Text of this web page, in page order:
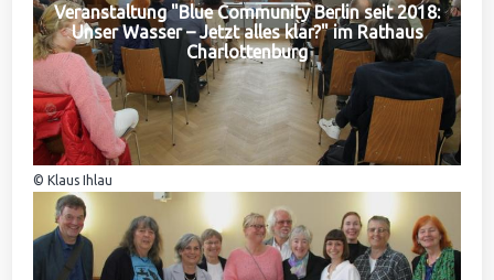
Veranstaltung "Blue Community Berlin seit 2018:
Unser Wasser – Jetzt alles klar?" im Rathaus
Charlottenburg
© Klaus Ihlau